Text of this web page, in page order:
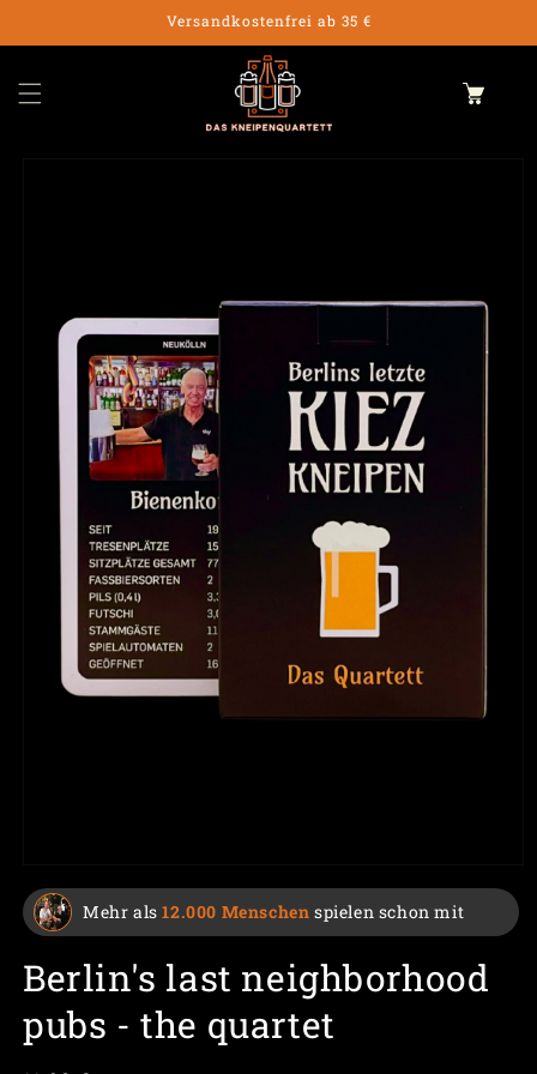
Versandkostenfrei ab 35 €
Cart
Mehr als12.000 Menschen spielen schon mit
Berlin's last neighborhood
pubs - the quartet